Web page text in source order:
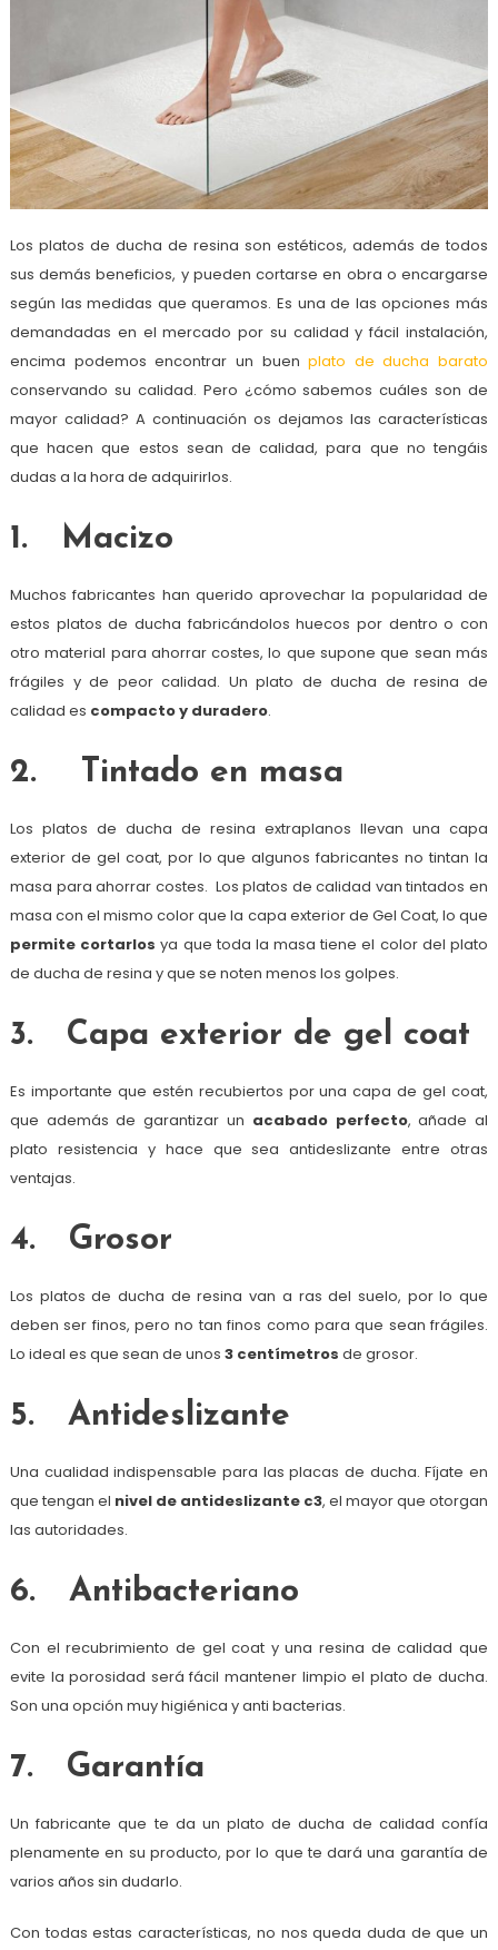
Los platos de ducha de resina son estéticos, además de todos
sus demás beneficios, y pueden cortarse en obra o encargarse
según las medidas que queramos. Es una de las opciones más
demandadas en el mercado por su calidad y fácil instalación,
encima podemos encontrar un buenplato de ducha barato
conservando su calidad. Pero ¿cómo sabemos cuáles son de
mayor calidad? A continuación os dejamos las características
que hacen que estos sean de calidad, para que no tengáis
dudas a la hora de adquirirlos.
1. Macizo
Muchos fabricantes han querido aprovechar la popularidad de
estos platos de ducha fabricándolos huecos por dentro o con
otro material para ahorrar costes, lo que supone que sean más
frágiles y de peor calidad. Un plato de ducha de resina de
calidad es compacto y duradero.
2. Tintado en masa
Los platos de ducha de resina extraplanos llevan una capa
exterior de gel coat, por lo que algunos fabricantes no tintan la
masa para ahorrar costes. Los platos de calidad van tintados en
masa con el mismo color que la capa exterior de Gel Coat, lo que
permite cortarlos ya que toda la masa tiene el color del plato
de ducha de resina y que se noten menos los golpes.
3. Capa exterior de gel coat
Es importante que estén recubiertos por una capa de gel coat,
que además de garantizar un acabado perfecto, añade al
plato resistencia y hace que sea antideslizante entre otras
ventajas.
4. Grosor
Los platos de ducha de resina van a ras del suelo, por lo que
deben ser finos, pero no tan finos como para que sean frágiles.
Lo ideal es que sean de unos 3 centímetros de grosor.
5. Antideslizante
Una cualidad indispensable para las placas de ducha. Fíjate en
que tengan el nivel de antideslizante c3, el mayor que otorgan
las autoridades.
6. Antibacteriano
Con el recubrimiento de gel coat y una resina de calidad que
evite la porosidad será fácil mantener limpio el plato de ducha.
Son una opción muy higiénica y anti bacterias.
7. Garantía
Un fabricante que te da un plato de ducha de calidad confía
plenamente en su producto, por lo que te dará una garantía de
varios años sin dudarlo.
Con todas estas características, no nos queda duda de que un